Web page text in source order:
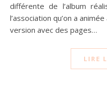
différente de l’album
l’association qu’on a
version avec des pages…
LIRE